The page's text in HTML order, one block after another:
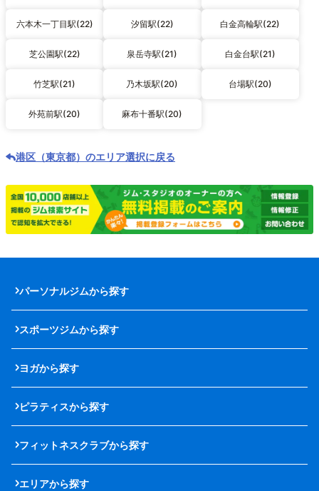
六本木一丁目駅(22) 汐留駅(22) 白金高輪駅(22)
芝公園駅(22) 泉岳寺駅(21) 白金台駅(21)
竹芝駅(21) 乃木坂駅(20) 台場駅(20)
外苑前駅(20) 麻布十番駅(20)
港区（東京都）のエリア選択に戻る
パーソナルジムから探す
スポーツジムから探す
ヨガから探す
ピラティスから探す
フィットネスクラブから探す
エリアから探す